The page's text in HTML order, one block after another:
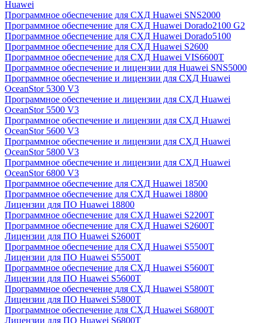
Huawei
Программное обеспечение для СХД Huawei SNS2000
Программное обеспечение для СХД Huawei Dorado2100 G2
Программное обеспечение для СХД Huawei Dorado5100
Программное обеспечение для СХД Huawei S2600
Программное обеспечение для СХД Huawei VIS6600T
Программное обеспечение и лицензии для Huawei SNS5000
Программное обеспечение и лицензии для СХД Huawei
OceanStor 5300 V3
Программное обеспечение и лицензии для СХД Huawei
OceanStor 5500 V3
Программное обеспечение и лицензии для СХД Huawei
OceanStor 5600 V3
Программное обеспечение и лицензии для СХД Huawei
OceanStor 5800 V3
Программное обеспечение и лицензии для СХД Huawei
OceanStor 6800 V3
Программное обеспечение для СХД Huawei 18500
Программное обеспечение для СХД Huawei 18800
Лицензии для ПО Huawei 18800
Программное обеспечение для СХД Huawei S2200T
Программное обеспечение для СХД Huawei S2600T
Лицензии для ПО Huawei S2600T
Программное обеспечение для СХД Huawei S5500T
Лицензии для ПО Huawei S5500T
Программное обеспечение для СХД Huawei S5600T
Лицензии для ПО Huawei S5600T
Программное обеспечение для СХД Huawei S5800T
Лицензии для ПО Huawei S5800T
Программное обеспечение для СХД Huawei S6800T
Лицензии для ПО Huawei S6800T